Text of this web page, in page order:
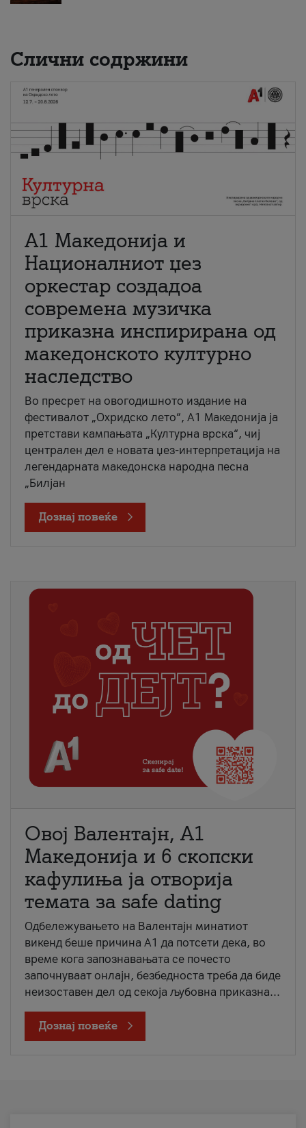
Слични содржини
А1 Македонија и
Националниот џез
оркестар создадоа
современа музичка
приказна инспирирана од
македонското културно
наследство
Во пресрет на овогодишното издание на
фестивалот „Охридско лето“, А1 Македонија ја
претстави кампањата „Културна врска“, чиј
централен дел е новата џез-интерпретација на
легендарната македонска народна песна
„Билјан
Дознај повеќе
Овој Валентајн, A1
Македонија и 6 скопски
кафулиња ја отворија
темата за safe dating
Одбележувањето на Валентајн минатиот
викенд беше причина А1 да потсети дека, во
време кога запознавањата се почесто
започнуваат онлајн, безбедноста треба да биде
неизоставен дел од секоја љубовна приказна...
Дознај повеќе